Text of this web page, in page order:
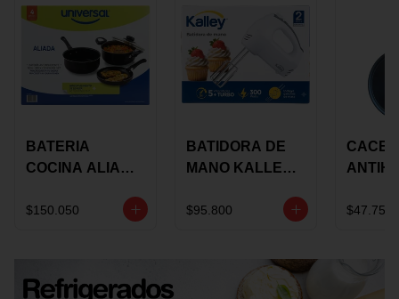
BATERIA
COCINA ALIADA
PIEZAS
$150.050
BATIDORA DE
MANO KALLEY
VELOCIDADES
$95.800
TAPA
$47.750